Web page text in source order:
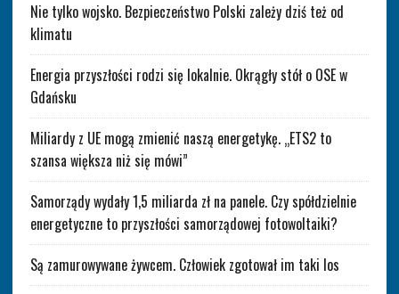
Nie tylko wojsko. Bezpieczeństwo Polski zależy dziś też od
klimatu
Energia przyszłości rodzi się lokalnie. Okrągły stół o OSE w
Gdańsku
Miliardy z UE mogą zmienić naszą energetykę. „ETS2 to
szansa większa niż się mówi”
Samorządy wydały 1,5 miliarda zł na panele. Czy spółdzielnie
energetyczne to przyszłości samorządowej fotowoltaiki?
Są zamurowywane żywcem. Człowiek zgotował im taki los